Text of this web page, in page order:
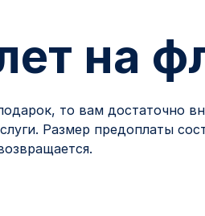
на
то вам достаточно
Размер предоплаты